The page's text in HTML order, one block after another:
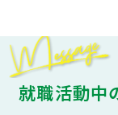
就職活動中